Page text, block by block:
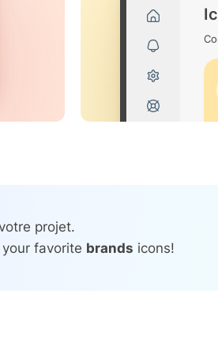
projet.
favorite brands icons!